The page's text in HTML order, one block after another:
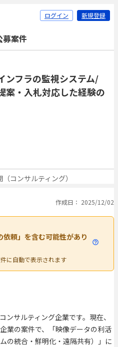
ログイン 新規登録
募案件
ンフラの監視システム/
案・入札対応した経験の
コンサルティング）
作成日： 2025/12/02
依頼」を含む可能性があり
に自動で表示されます
ンサルティング企業です。現在、
業の案件で、「映像データの利活
の統合・鮮明化・遠隔共有）」に